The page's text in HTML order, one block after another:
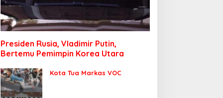
Presiden Rusia, Vladimir Putin,
Bertemu Pemimpin Korea Utara
Kota Tua Markas VOC